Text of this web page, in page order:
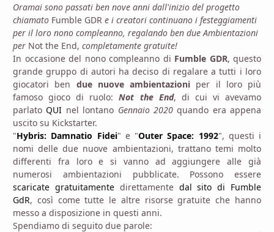
Oramai sono passati ben nove anni dall'inizio del progetto
chiamato Fumble GDR e i creatori continuano i festeggiamenti
per il loro nono compleanno, regalando ben due Ambientazioni
per Not the End, completamente gratuite!
In occasione del nono compleanno di Fumble GDR, questo
grande gruppo di autori ha deciso di regalare a tutti i loro
giocatori ben due nuove ambientazioni per il loro più
famoso gioco di ruolo:Not the End, di cui vi avevamo
parlatoQUI nel lontano Gennaio 2020quando era appena
uscito su Kickstarter.
"Hybris: Damnatio Fidei" e "Outer Space: 1992", questi i
nomi delle due nuove ambientazioni, trattano temi molto
differenti fra loro e si vanno ad aggiungere alle già
numerosi ambientazioni pubblicate. Possono essere
scaricate gratuitamentedirettamente dal sito di Fumble
GdR, così come tutte le altre risorse gratuite che hanno
messo a disposizione in questi anni.
Spendiamo di seguito due parole: